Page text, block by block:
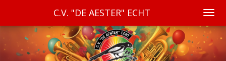
C.V. "DE AESTER" ECHT